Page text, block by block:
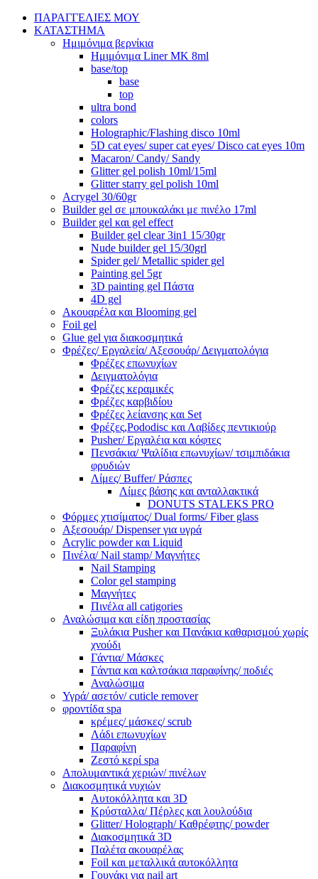
ΠΑΡΑΓΓΕΛΙΕΣ ΜΟΥ
ΚΑΤΑΣΤΗΜΑ
Ημιμόνιμα βερνίκια
Ημιμόνιμα Liner ΜΚ 8ml
base/top
base
top
ultra bond
colors
Holographic/Flashing disco 10ml
5D cat eyes/ super cat eyes/ Disco cat eyes 10m
Macaron/ Candy/ Sandy
Glitter gel polish 10ml/15ml
Glitter starry gel polish 10ml
Acrygel 30/60gr
Builder gel σε μπουκαλάκι με πινέλο 17ml
Builder gel και gel effect
Builder gel clear 3in1 15/30gr
Nude builder gel 15/30grl
Spider gel/ Metallic spider gel
Painting gel 5gr
3D painting gel Πάστα
4D gel
Ακουαρέλα και Blooming gel
Foil gel
Glue gel για διακοσμητικά
Φρέζες/ Εργαλεία/ Αξεσουάρ/ Δειγματολόγια
Φρέζες επωνυχίων
Δειγματολόγια
Φρέζες κεραμικές
Φρέζες καρβιδίου
Φρέζες λείανσης και Set
Φρέζες,Pododisc και Λαβίδες πεντικιούρ
Pusher/ Εργαλέια και κόφτες
Πενσάκια/ Ψαλίδια επωνυχίων/ τσιμπιδάκια
φρυδιών
Λίμες/ Buffer/ Ράσπες
Λίμες βάσης και ανταλλακτικά
DONUTS STALEKS PRO
Φόρμες χτισίματος/ Dual forms/ Fiber glass
Αξεσουάρ/ Dispenser για υγρά
Acrylic powder και Liquid
Πινέλα/ Nail stamp/ Μαγνήτες
Nail Stamping
Color gel stamping
Μαγνήτες
Πινέλα all catigories
Αναλώσιμα και είδη προστασίας
Ξυλάκια Pusher και Πανάκια καθαρισμού χωρίς
χνούδι
Γάντια/ Μάσκες
Γάντια και καλτσάκια παραφίνης/ ποδιές
Αναλώσιμα
Υγρά/ ασετόν/ cuticle remover
φροντίδα spa
κρέμες/ μάσκες/ scrub
Λάδι επωνυχίων
Παραφίνη
Ζεστό κερί spa
Απολυμαντικά χεριών/ πινέλων
Διακοσμητικά νυχιών
Αυτοκόλλητα και 3D
Κρύσταλλα/ Πέρλες και λουλούδια
Glitter/ Holograph/ Καθρέφτης/ powder
Διακοσμητικά 3D
Παλέτα ακουαρέλας
Foil και μεταλλικά αυτοκόλλητα
Γουνάκι για nail art